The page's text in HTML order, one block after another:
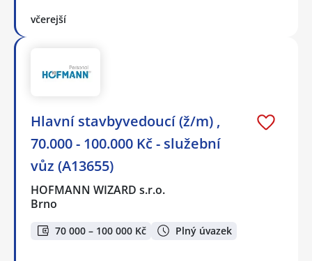
včerejší
Hlavní stavbyvedoucí (ž/m) ,
70.000 - 100.000 Kč - služební
vůz (A13655)
HOFMANN WIZARD s.r.o.
Brno
70 000 – 100 000 Kč Plný úvazek